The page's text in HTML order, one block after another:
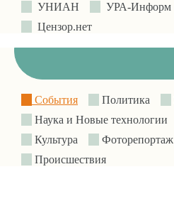
УНИАН
УРА-Информ
Цензор.нет
События Политика
Наука и Новые технологии
Культура
Фоторепортаж
Происшествия